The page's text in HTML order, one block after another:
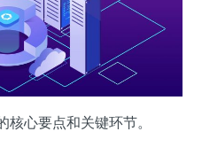
心要点和关键环节。